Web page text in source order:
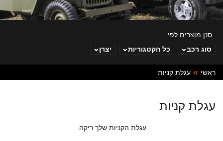
ב. ינוביץ
סנן מוצרים לפי:
סוג רכב
כל הקטגוריות יצרן
ראשי עגלת קניות
עגלת קניות
עגלת הקניות שלך ריקה.